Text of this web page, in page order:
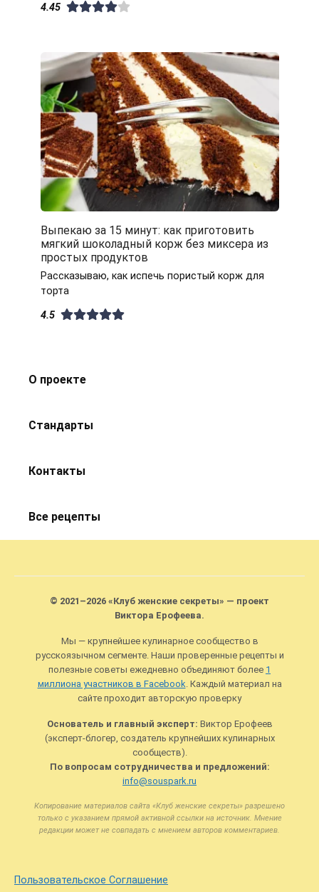
4.45
Выпекаю за 15 минут: как приготовить
мягкий шоколадный корж без миксера из
простых продуктов
Рассказываю, как испечь пористый корж для
торта
4.5
О проекте
Стандарты
Контакты
Все рецепты
© 2021–2026 «Клуб женские секреты» — проект
Виктора Ерофеева.
Мы — крупнейшее кулинарное сообщество в
русскоязычном сегменте. Наши проверенные рецепты и
полезные советы ежедневно объединяют более 1
миллиона участников в Facebook . Каждый материал на
сайте проходит авторскую проверку
Основатель и главный эксперт: Виктор Ерофеев
(эксперт-блогер, создатель крупнейших кулинарных
сообществ).
По вопросам сотрудничества и предложений:
info@souspark.ru
Копирование материалов сайта «Клуб женские секреты» разрешено
только с указанием прямой активной ссылки на источник. Мнение
редакции может не совпадать с мнением авторов комментариев.
Пользовательское Соглашение